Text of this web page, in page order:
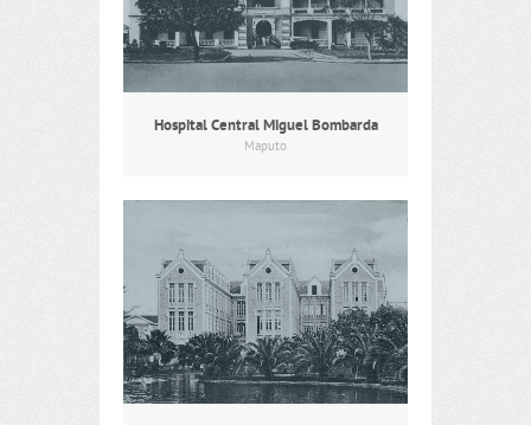
Hospital Central Miguel Bombarda
Maputo